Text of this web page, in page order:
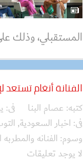
المستقبلي،
الفنانة أنغام
كتبه: عصام البنا فى:
فى: اخبار السعودية,
وسوم: الفنانه والمطربه
لا يوجد تعليقات